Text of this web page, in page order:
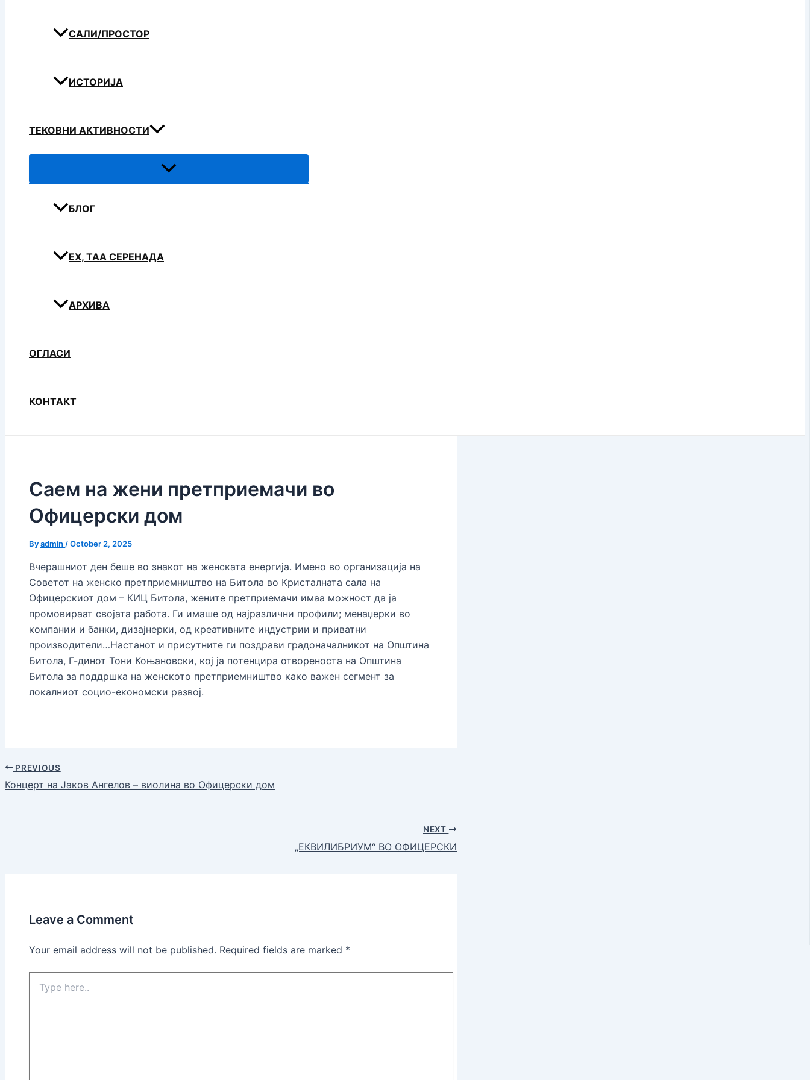
САЛИ/ПРОСТОР
ИСТОРИЈА
ТЕКОВНИ АКТИВНОСТИ
БЛОГ
ЕХ, ТАА СЕРЕНАДА
АРХИВА
ОГЛАСИ
КОНТАКТ
Саем на жени претприемачи во
Офицерски дом
Byadmin /October 2, 2025
Вчерашниот ден беше во знакот на женската енергија. Имено во организација на
Советот на женско претприемништво на Битола во Кристалната сала на
Офицерскиот дом – КИЦ Битола, жените претприемачи имаа можност да ја
промовираат својата работа. Ги имаше од најразлични профили; менаџерки во
компании и банки, дизајнерки, од креативните индустрии и приватни
производители…Настанот и присутните ги поздрави градоначалникот на Општина
Битола, Г-динот Тони Коњановски, кој ја потенцира отвореноста на Општина
Битола за поддршка на женското претприемништво како важен сегмент за
локалниот социо-економски развој.
PREVIOUS
Концерт на Јаков Ангелов – виолина во Офицерски дом
NEXT
„ЕКВИЛИБРИУМ“ ВО ОФИЦЕРСКИ
Leave a Comment
Your email address will not be published. Required fields are marked *